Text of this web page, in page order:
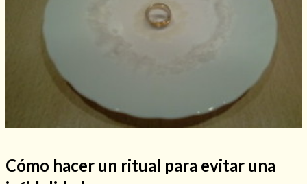
Cómo hacer un ritual para evitar una